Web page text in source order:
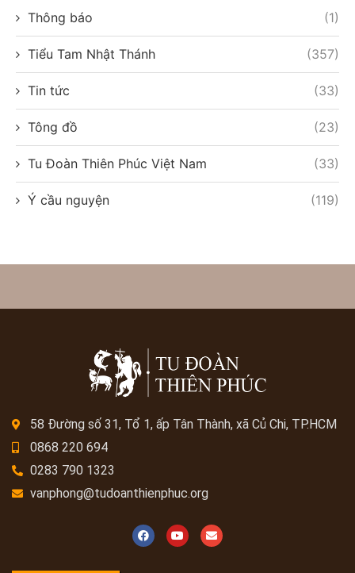
Thông báo (1)
Tiểu Tam Nhật Thánh (357)
Tin tức (33)
Tông đồ (23)
Tu Đoàn Thiên Phúc Việt Nam (33)
Ý cầu nguyện (119)
58 Đường số 31, Tổ 1, ấp Tân Thành, xã Củ Chi, TP.HCM
0868 220 694
0283 790 1323
vanphong@tudoanthienphuc.org